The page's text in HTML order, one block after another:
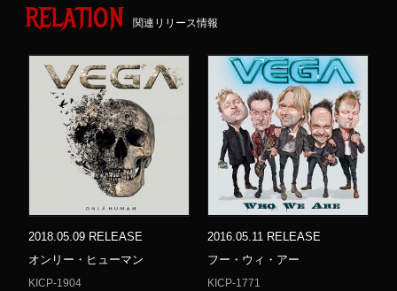
RELATION 関連リリース情報
2018.05.09 RELEASE
オンリー・ヒューマン
KICP-1904
2016.05.11 RELEASE
フー・ウィ・アー
KICP-1771